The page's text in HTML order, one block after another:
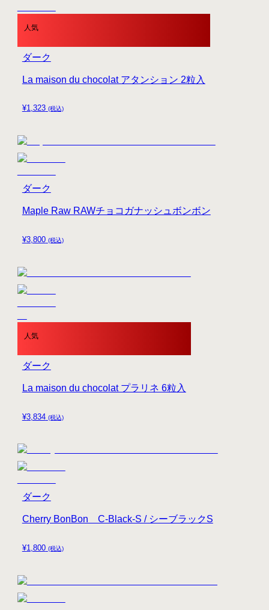
人気
¥1,323 (税込)
La maison du chocolat アタンション 2粒入
ダーク
¥3,800 (税込)
Maple Raw RAWチョコガナッシュボンボン
ダーク
人気
¥3,834 (税込)
La maison du chocolat プラリネ 6粒入
ダーク
¥1,800 (税込)
Cherry BonBon C-Black-S / シーブラックS
ダーク